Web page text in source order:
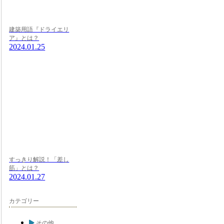
建築用語『ドライエリ
ア』とは？
2024.01.25
すっきり解説！「差し
筋」とは？
2024.01.27
カテゴリー